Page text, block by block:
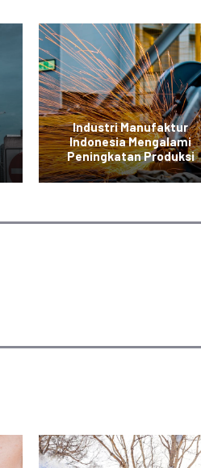
Industri Manufaktur
Indonesia Mengalami
Peningkatan Produksi